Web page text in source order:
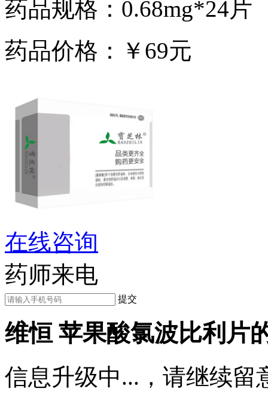
药品规格：0.68mg*24片
药品价格：￥69元
在线咨询
药师来电
提交
维恒 苹果酸氯波比利片
信息升级中...，请继续留